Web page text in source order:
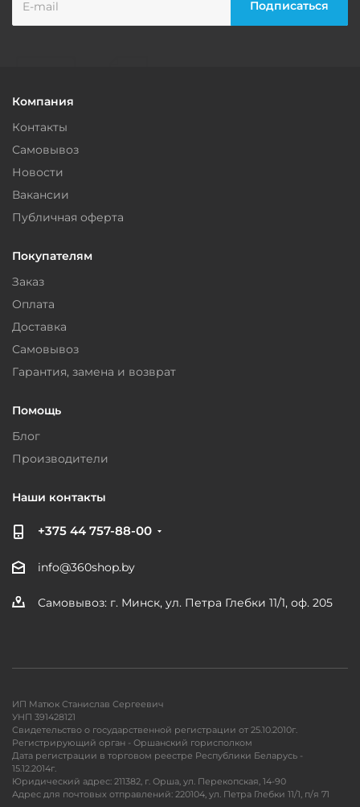
Компания
Контакты
Самовывоз
Новости
Вакансии
Публичная оферта
Покупателям
Заказ
Оплата
Доставка
Самовывоз
Гарантия, замена и возврат
Помощь
Блог
Производители
Наши контакты
+375 44 757-88-00
info@360shop.by
Самовывоз: г. Минск, ул. Петра Глебки 11/1, оф. 205
ИП Матюк Станислав Сергеевич
УНП 391428121
Свидетельство о государственной регистрации от 25.10.2010г.
Регистрирующий орган - Оршанский горисполком
Дата регистрации в торговом реестре Республики Беларусь -
15.12.2014г.
Юридический адрес: 211382, г. Орша, ул. Перекопская, 14-90
Адрес для почтовых отправлений: 220104, ул. Петра Глебки 11/1, п/я 71